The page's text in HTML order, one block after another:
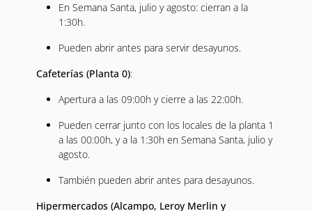
En Semana Santa, julio y agosto: cierran a la
1:30h.
Pueden abrir antes para servir desayunos.
Cafeterías (Planta 0):
Apertura a las 09:00h y cierre a las 22:00h.
Pueden cerrar junto con los locales de la planta 1
a las 00:00h, y a la 1:30h en Semana Santa, julio y
agosto.
También pueden abrir antes para desayunos.
Hipermercados (Alcampo, Leroy Merlin y